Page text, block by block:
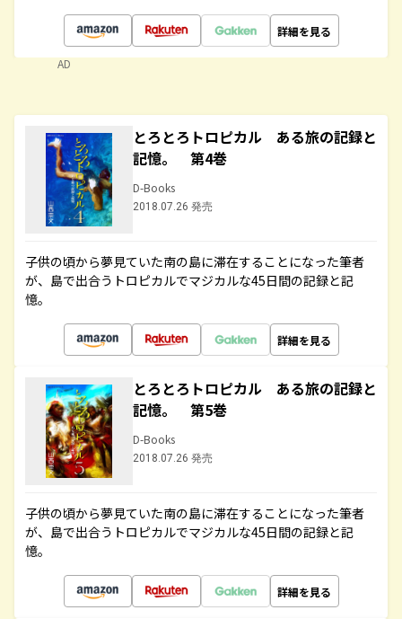
詳細を見る
AD
とろとろトロピカル ある旅の記録と
記憶。 第4巻
D-Books
2018.07.26 発売
子供の頃から夢見ていた南の島に滞在することになった筆者
が、島で出合うトロピカルでマジカルな45日間の記録と記
憶。
詳細を見る
とろとろトロピカル ある旅の記録と
記憶。 第5巻
D-Books
2018.07.26 発売
子供の頃から夢見ていた南の島に滞在することになった筆者
が、島で出合うトロピカルでマジカルな45日間の記録と記
憶。
詳細を見る